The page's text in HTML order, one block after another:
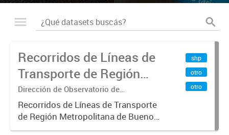
Recorridos de Líneas de
Transporte de Región
Metropolitana de
Buenos Aires (RMBA)
Dirección de Observatorio de
Transporte, Estudio y Sistemas
Recorridos de Líneas de Transporte
de Región Metropolitana de Buenos
Aires (RMBA).-
shp
otro
otro